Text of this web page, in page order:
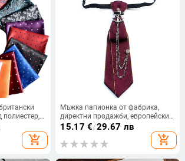
полиестер,
мотив,
add_shopping_cart
Мъжка папионка от фабрика,
директни продажби, европейски
и американски стил, унисекс,
вратовръзка без ръце, дрехи,
деколте, аксесоари, модерни 6*21
15.17 €/29.67 лв
add_shopping_cart